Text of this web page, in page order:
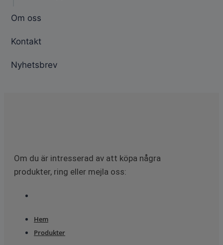
Om oss
Kontakt
Nyhetsbrev
Om du är intresserad av att köpa några
produkter, ring eller mejla oss:
Hem
Produkter